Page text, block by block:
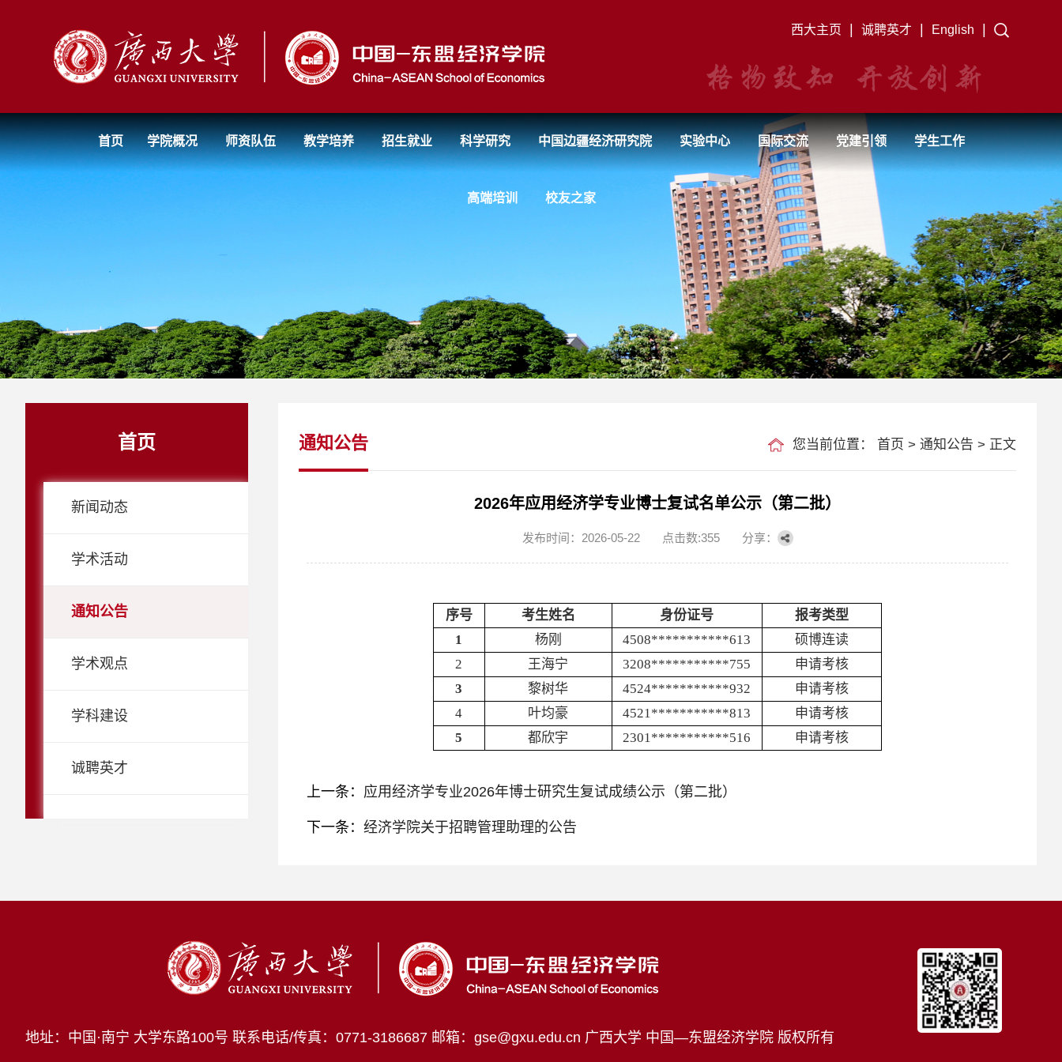
西大主页 诚聘英才 English
首页 学院概况 师资队伍 教学培养 招生就业 科学研究 中国边疆经济研究院 实验中心 国际交流 党建引领 学生工作
高端培训 校友之家
首页
新闻动态
学术活动
通知公告
学术观点
学科建设
诚聘英才
您当前位置： 首页 > 通知公告 > 正文
通知公告
2026年应用经济学专业博士复试名单公示（第二批）
发布时间：2026-05-22 点击数:355 分享：
序号 考生姓名 身份证号
报考类型
1
杨刚 4508***********613
硕博连读
2
王海宁 3208***********755
申请考核
3
黎树华 4524***********932
申请考核
4
叶均豪 4521***********813
申请考核
5
都欣宇 2301***********516 申请考核
上一条： 应用经济学专业2026年博士研究生复试成绩公示（第二批）
下一条： 经济学院关于招聘管理助理的公告
地址：中国·南宁 大学东路100号 联系电话/传真：0771-3186687 邮箱：gse@gxu.edu.cn 广西大学 中国—东盟经济学院 版权所有